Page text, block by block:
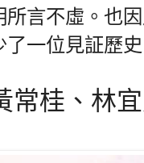
所言不虛。也
了一位見証歷
常桂、林